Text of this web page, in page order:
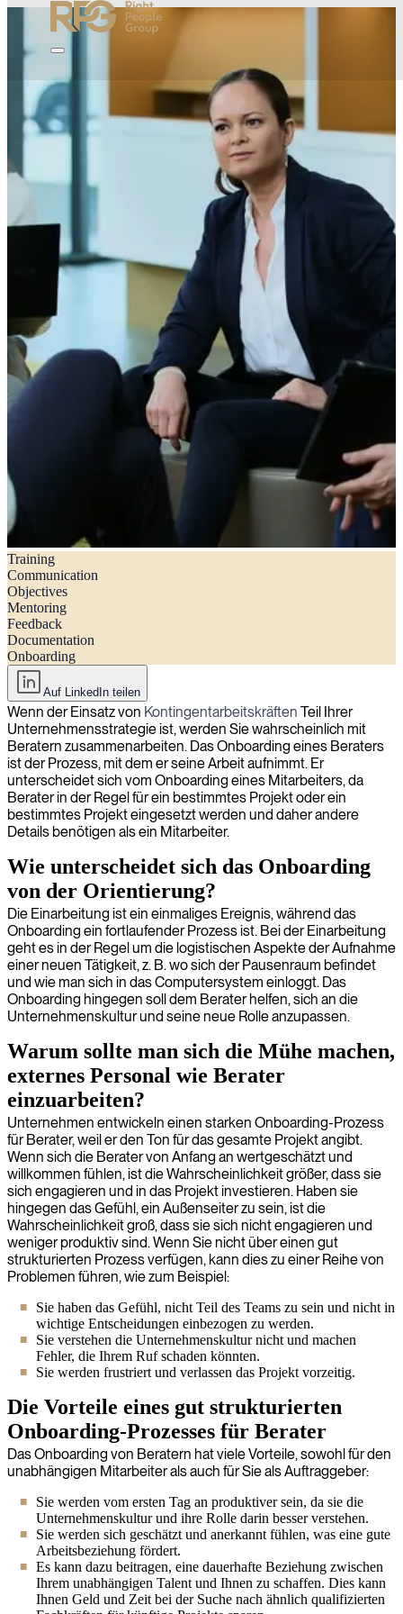
Eine Checkliste für ein erfolgreiches Berater-Onboarding
Training
Communication
Objectives
Mentoring
Feedback
Documentation
Onboarding
Auf LinkedIn teilen
Wenn der Einsatz von Kontingentarbeitskräften Teil Ihrer
Unternehmensstrategie ist, werden Sie wahrscheinlich mit
Beratern zusammenarbeiten. Das Onboarding eines Beraters
ist der Prozess, mit dem er seine Arbeit aufnimmt. Er
unterscheidet sich vom Onboarding eines Mitarbeiters, da
Berater in der Regel für ein bestimmtes Projekt oder ein
bestimmtes Projekt eingesetzt werden und daher andere
Details benötigen als ein Mitarbeiter.
Wie unterscheidet sich das Onboarding
von der Orientierung?
Die Einarbeitung ist ein einmaliges Ereignis, während das
Onboarding ein fortlaufender Prozess ist. Bei der Einarbeitung
geht es in der Regel um die logistischen Aspekte der Aufnahme
einer neuen Tätigkeit, z. B. wo sich der Pausenraum befindet
und wie man sich in das Computersystem einloggt. Das
Onboarding hingegen soll dem Berater helfen, sich an die
Unternehmenskultur und seine neue Rolle anzupassen.
Warum sollte man sich die Mühe machen,
externes Personal wie Berater
einzuarbeiten?
Unternehmen entwickeln einen starken Onboarding-Prozess
für Berater, weil er den Ton für das gesamte Projekt angibt.
Wenn sich die Berater von Anfang an wertgeschätzt und
willkommen fühlen, ist die Wahrscheinlichkeit größer, dass sie
sich engagieren und in das Projekt investieren. Haben sie
hingegen das Gefühl, ein Außenseiter zu sein, ist die
Wahrscheinlichkeit groß, dass sie sich nicht engagieren und
weniger produktiv sind. Wenn Sie nicht über einen gut
strukturierten Prozess verfügen, kann dies zu einer Reihe von
Problemen führen, wie zum Beispiel:
Sie haben das Gefühl, nicht Teil des Teams zu sein und nicht in
wichtige Entscheidungen einbezogen zu werden.
Sie verstehen die Unternehmenskultur nicht und machen
Fehler, die Ihrem Ruf schaden könnten.
Sie werden frustriert und verlassen das Projekt vorzeitig.
Die Vorteile eines gut strukturierten
Onboarding-Prozesses für Berater
Das Onboarding von Beratern hat viele Vorteile, sowohl für den
unabhängigen Mitarbeiter als auch für Sie als Auftraggeber:
Sie werden vom ersten Tag an produktiver sein, da sie die
Unternehmenskultur und ihre Rolle darin besser verstehen.
Sie werden sich geschätzt und anerkannt fühlen, was eine gute
Arbeitsbeziehung fördert.
Es kann dazu beitragen, eine dauerhafte Beziehung zwischen
Ihrem unabhängigen Talent und Ihnen zu schaffen. Dies kann
Ihnen Geld und Zeit bei der Suche nach ähnlich qualifizierten